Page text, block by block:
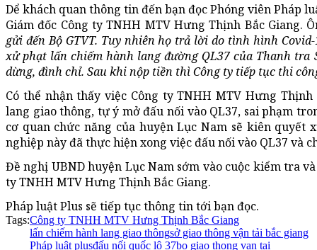
Dể khách quan thông tin đến bạn đọc Phóng viên Pháp
Giám đốc Công ty TNHH MTV Hưng Thịnh Bắc Giang.
gửi đến Bộ GTVT. Tuy nhiên họ trả lời do tình hình
xử phạt lấn chiếm hành lang đường QL37 của Thanh tra
dừng, đình chỉ. Sau khi nộp tiền thì Công ty tiếp tục thi
Có thể nhận thấy việc Công ty TNHH MTV Hưng
lang giao thông, tự ý mở đấu nối vào QL37, sai phạm
cơ quan chức năng của huyện Lục Nam sẽ kiên quyết
nghiệp này đã thực hiện xong việc đấu nối vào QL37 và
Đề nghị UBND huyện Lục Nam sớm vào cuộc kiểm tra
ty TNHH MTV Hưng Thịnh Bắc Giang.
Pháp luật Plus sẽ tiếp tục thông tin tới bạn đọc.
Tags:Công ty TNHH MTV Hưng Thịnh Bắc Giang
lấn chiếm hành lang giao thôngsở giao thông vận tải bắc giang
Pháp luật plusđấu nối quốc lộ 37bo giao thong van tai